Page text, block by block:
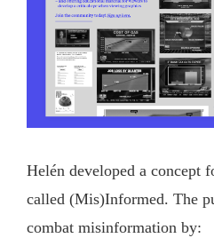
Helén developed a concept
called (Mis)Informed. The
combat misinformation by: